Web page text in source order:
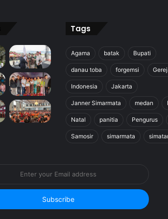
Tags
Agama batak Bupati
danau toba forgemsi
Indonesia Jakarta
Janner Simarmata medan
Natal panitia Pengurus
Samosir simarmata